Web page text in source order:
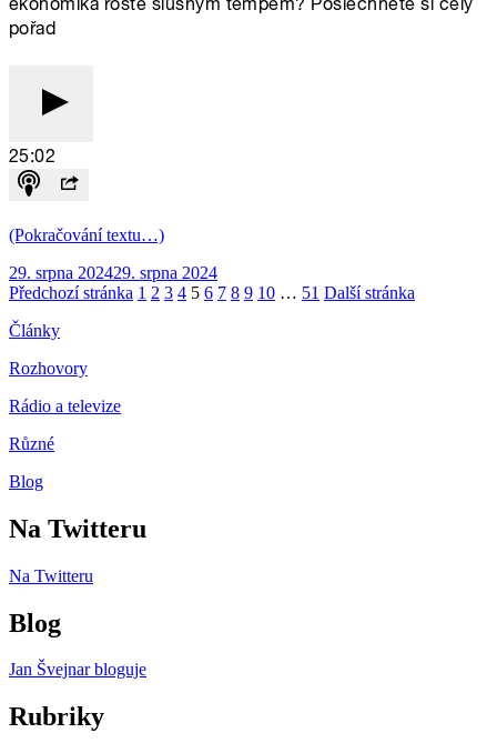
(Pokračování textu…)
Publikováno:
29. srpna 202429. srpna 2024
Stránkování
příspěvků
Předchozí stránka Stránka:
1 Stránka:
2 Stránka:
3 Stránka:
4 Stránka:
5 Stránka:
6 Stránka:
7 Stránka:
8 Stránka:
9 Stránka:
10 … Stránka:
51 Další stránka
Články
Rozhovory
Rádio a televize
Různé
Blog
Na Twitteru
Na Twitteru
Blog
Jan Švejnar bloguje
Rubriky